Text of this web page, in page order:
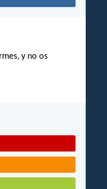
y no os